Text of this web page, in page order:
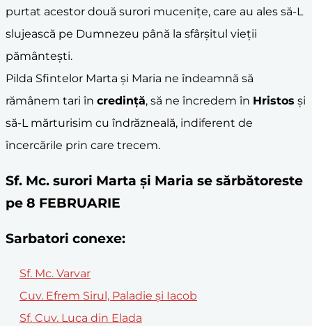
purtat acestor două surori mucenițe, care au ales să-L
slujească pe Dumnezeu până la sfârșitul vieții
pământești.
Pilda Sfintelor Marta și Maria ne îndeamnă să
rămânem tari în credință, să ne încredem în Hristos și
să-L mărturisim cu îndrăzneală, indiferent de
încercările prin care trecem.
Sf. Mc. surori Marta şi Maria se sărbătoreste
pe 8 FEBRUARIE
Sarbatori conexe:
Sf. Mc. Varvar
Cuv. Efrem Sirul, Paladie şi Iacob
Sf. Cuv. Luca din Elada